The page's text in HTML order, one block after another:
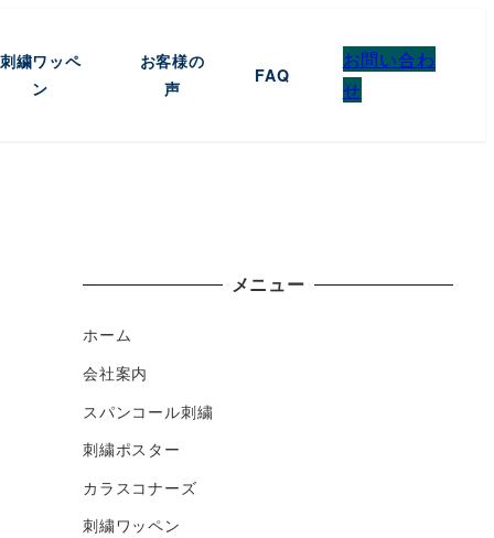
刺繍ワッペ
ン
お客様の
声
FAQ
お問い合わ
せ
メニュー
ホーム
会社案内
スパンコール刺繍
刺繍ポスター
カラスコナーズ
刺繍ワッペン